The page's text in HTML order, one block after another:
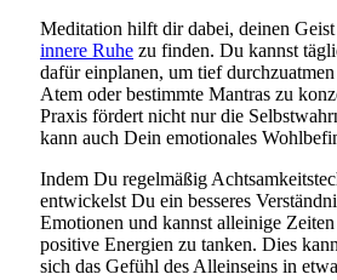
Meditation hilft dir dabei, deinen
innere Ruhe zu finden. Du kannst
dafür einplanen, um tief
Atem oder bestimmte Mantras zu
Praxis fördert nicht nur die
kann auch Dein emotionales
Indem Du regelmäßig
entwickelst Du ein besseres
Emotionen und kannst alleinige
positive Energien zu tanken. Dies
sich das Gefühl des Alleinseins in